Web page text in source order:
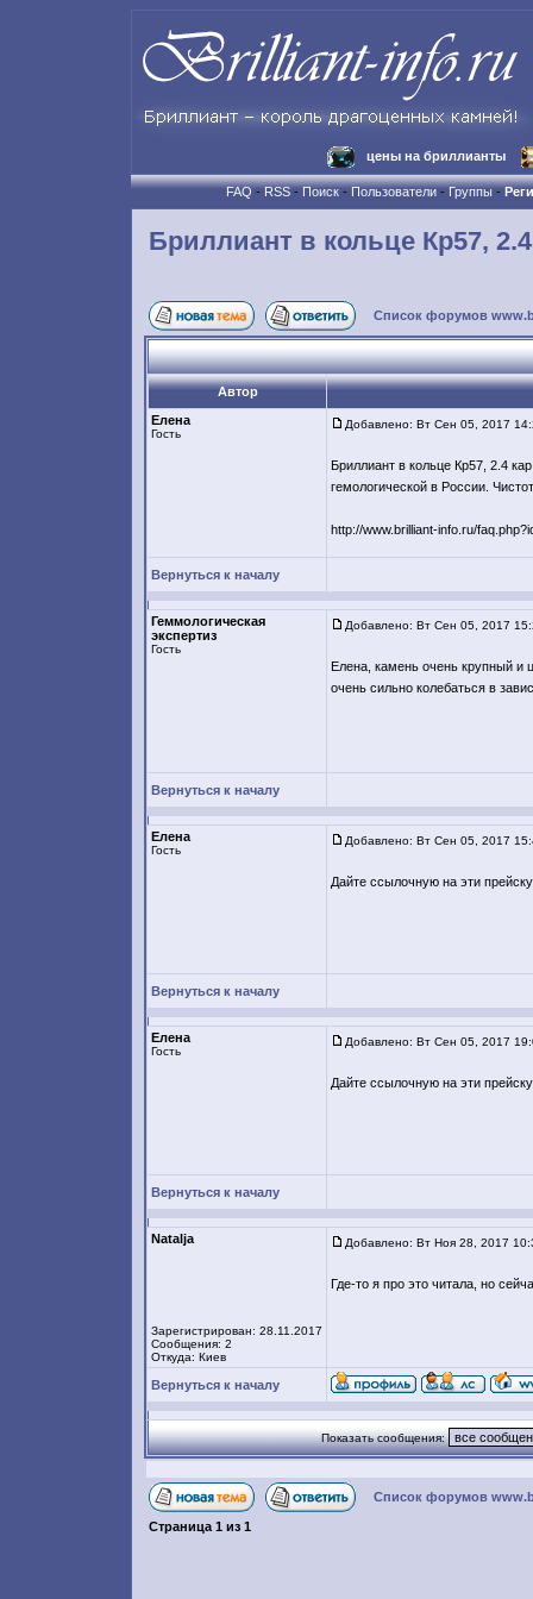
цены на бриллианты
FAQ-RSS-Поиск-Пользователи-Группы-
Бриллиант в кольце Кр57,
Список форумов
Автор
Елена
Гость
Добавлено: Вт Сен 05, 2017
Бриллиант в кольце Кр57, 2.4
гемологической в России.
http://www.brilliant-info.ru/
Вернуться к началу
Геммологическая
экспертиз
Гость
Добавлено: Вт Сен 05, 2017
Елена, камень очень крупный и
очень сильно колебаться в
Вернуться к началу
Елена
Гость
Добавлено: Вт Сен 05, 2017
Дайте ссылочную на эти
Вернуться к началу
Елена
Гость
Добавлено: Вт Сен 05, 2017
Дайте ссылочную на эти
Вернуться к началу
Natalja
Зарегистрирован: 28.11.2017
Сообщения: 2
Откуда: Киев
Добавлено: Вт Ноя 28, 2017
Где-то я про это читала, но
Вернуться к началу
Показать сообщения:
Список форумов
Страница 1 из 1